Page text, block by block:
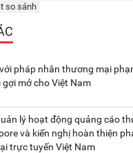
so sánh
pháp nhân thương mại
gợi mở cho Việt Nam
lý hoạt động quảng cáo
và kiến nghị hoàn thiện
trực tuyến Việt Nam